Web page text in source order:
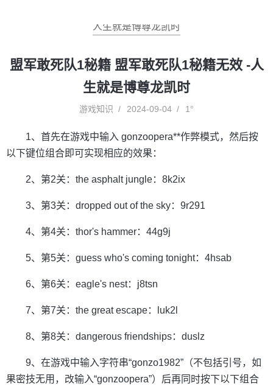
人生就是博尊龙凯时
盟军敢死队1秘籍 盟军敢死队1秘籍无效 -人
生就是博尊龙凯时
游戏知识 2024-09-04 1°
1、首先在游戏中输入 gonzoopera**作弊模式，然后按
以下键位组合即可实现相应的效果：
2、第2关：the asphalt jungle：8k2ix
3、第3关：dropped out of the sky：9r291
4、第4关：thor's hammer：44g9j
5、第5关：guess who's coming tonight：4hsab
6、第6关：eagle's nest：j8tsn
7、第7关：the great escape：luk2l
8、第8关：dangerous friendships：duslz
9、在游戏中输入字符串“gonzo1982”（不包括引号，如
果密技无用，改输入“gonzoopera”）后再同时按下以下组合